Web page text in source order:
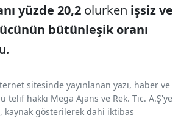
yüzde 20,2 olurken işsiz ve
bütünleşik oranı
sitesinde yayınlanan yazı, haber ve
hakkı Mega Ajans ve Rek. Tic. A.Ş'ye
kaynak gösterilerek dahi iktibas